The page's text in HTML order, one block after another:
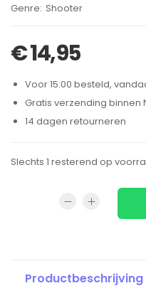
Brand:
Shooter
€14,95
Voor 15:00 besteld,
Gratis verzending binnen
14 dagen retourneren
Slechts 1 resterend op
Productbeschrijving